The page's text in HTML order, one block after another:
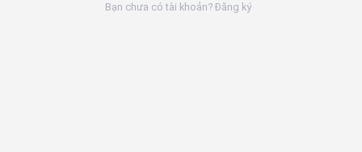
Bạn chưa có tài khoản? Đăng ký